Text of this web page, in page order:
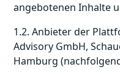
angebotenen Inhalte
1.2. Anbieter der
Advisory GmbH,
Hamburg